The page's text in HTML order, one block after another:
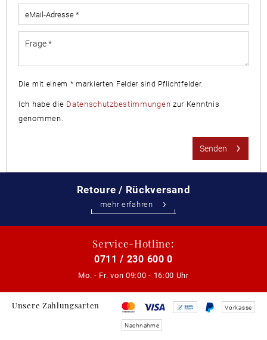
Die mit einem * markierten Felder sind Pflichtfelder.
Ich habe die Datenschutzbestimmungen zur Kenntnis
genommen.
Senden
Retoure / Rückversand
mehr erfahren
Service-Hotline:
0711 / 230 600 0
Mo. - Fr. von 09:00 - 16:00 Uhr
Unsere Zahlungsarten Vorkasse
Nachnahme